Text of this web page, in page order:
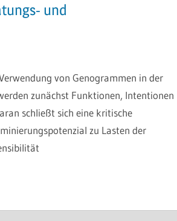
und
von Genogrammen in der
zunächst Funktionen, Intentionen
schließt sich eine kritische
zu Lasten der